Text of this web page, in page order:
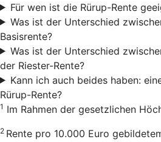
Für wen ist die Rürup-Rente
Was ist der Unterschied
Basisrente?
Was ist der Unterschied
der Riester-Rente?
Kann ich auch beides haben:
Rürup-Rente?
1 Im Rahmen der gesetzlichen
2 Rente pro 10.000 Euro